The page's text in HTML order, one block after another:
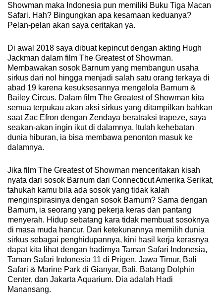
Showman maka Indonesia pun memiliki Buku Tiga Macan
Safari. Hah? Bingungkan apa kesamaan keduanya?
Pelan-pelan akan saya ceritakan ya.
Di awal 2018 saya dibuat kepincut dengan akting Hugh
Jackman dalam film The Greatest of Showman.
Membawakan sosok Barnum yang membangun usaha
sirkus dari nol hingga menjadi salah satu orang terkaya di
abad 19 karena kesuksesannya mengelola Barnum &
Bailey Circus. Dalam film The Greatest of Showman kita
semua terpukau akan aksi sirkus yang ditampilkan bahkan
saat Zac Efron dengan Zendaya beratraksi trapeze, saya
seakan-akan ingin ikut di dalamnya. Itulah kehebatan
dunia hiburan, ia bisa membawa penonton masuk ke
dalamnya.
Jika film The Greatest of Showman menceritakan kisah
nyata dari sosok Barnum dari Connecticut Amerika Serikat,
tahukah kamu bila ada sosok yang tidak kalah
menginspirasinya dengan sosok Barnum? Sama dengan
Barnum, ia seorang yang pekerja keras dan pantang
menyerah. Hidup sebatang kara tidak membuat sosoknya
di masa muda hancur. Dari ketekunannya memilih dunia
sirkus sebagai penghidupannya, kini hasil kerja kerasnya
dapat kita lihat dengan hadirnya Taman Safari Indonesia,
Taman Safari Indonesia 11 di Prigen, Jawa Timur, Bali
Safari & Marine Park di Gianyar, Bali, Batang Dolphin
Center, dan Jakarta Aquarium. Dia adalah Hadi
Manansang.